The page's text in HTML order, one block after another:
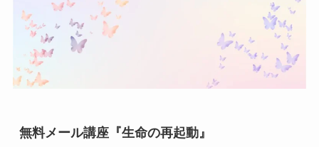
無料メール講座『生命の再起動』